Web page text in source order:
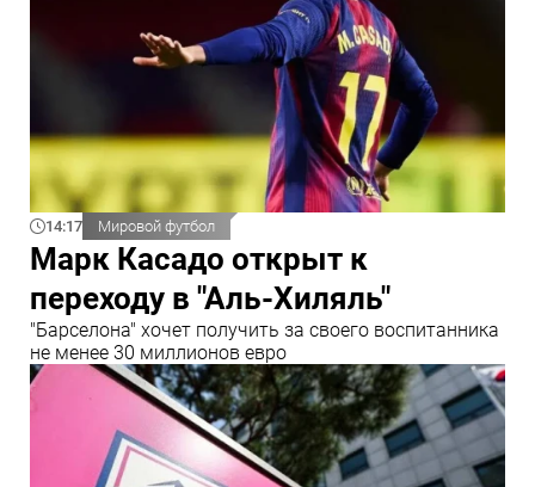
14:17 Мировой футбол
Марк Касадо открыт к
переходу в "Аль-Хиляль"
"Барселона" хочет получить за своего воспитанника
не менее 30 миллионов евро